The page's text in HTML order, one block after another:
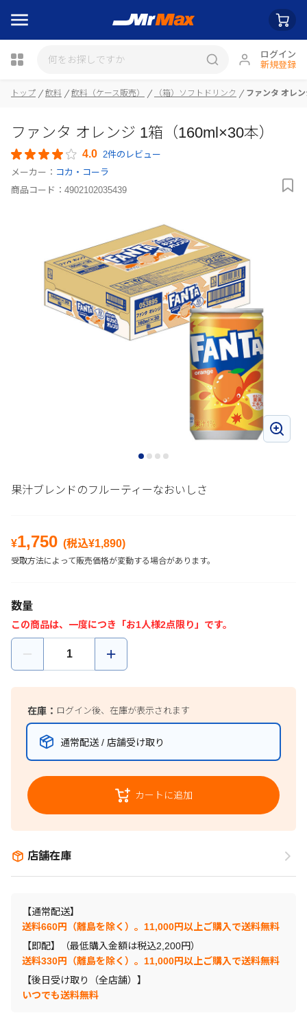
ログイン
新規登録
瓶詰
トップ 飲料 飲料（ケース販売） （箱）ソフトドリンク ファンタ オレ
ファンタ オレンジ 1箱（160ml×30本）
4.0 2件のレビュー
メーカー： コカ・コーラ
商品コード： 4902102035439
果汁ブレンドのフルーティーなおいしさ
¥1,750 (税込¥1,890)
受取方法によって販売価格が変動する場合があります。
数量
この商品は、一度につき「お1人様2点限り」です。
在庫： ログイン後、在庫が表示されます
通常配送 / 店舗受け取り
カートに追加
店舗在庫
【通常配送】
送料660円（離島を除く）。11,000円以上ご購入で送料無料
【即配】（最低購入金額は税込2,200円）
送料330円（離島を除く）。11,000円以上ご購入で送料無料
【後日受け取り（全店舗）】
いつでも送料無料